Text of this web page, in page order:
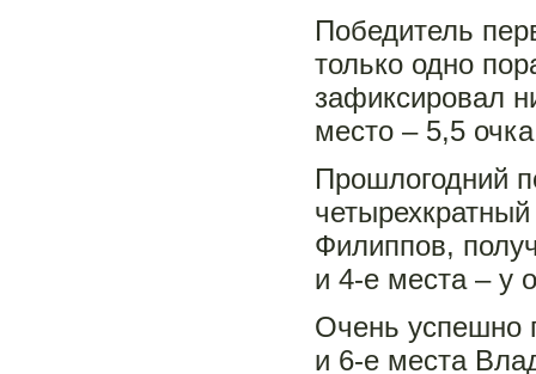
Победитель
только одно
зафиксировал
место – 5,5
Прошлогодний
Филиппов,
и 4-е места – у
Очень успешно
и 6-е места